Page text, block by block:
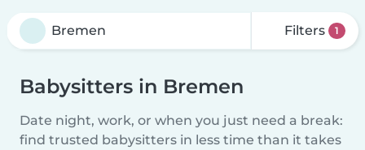
Filters 1
Babysitters in Bremen
Date night, work, or when you just need a break:
find trusted babysitters in less time than it takes